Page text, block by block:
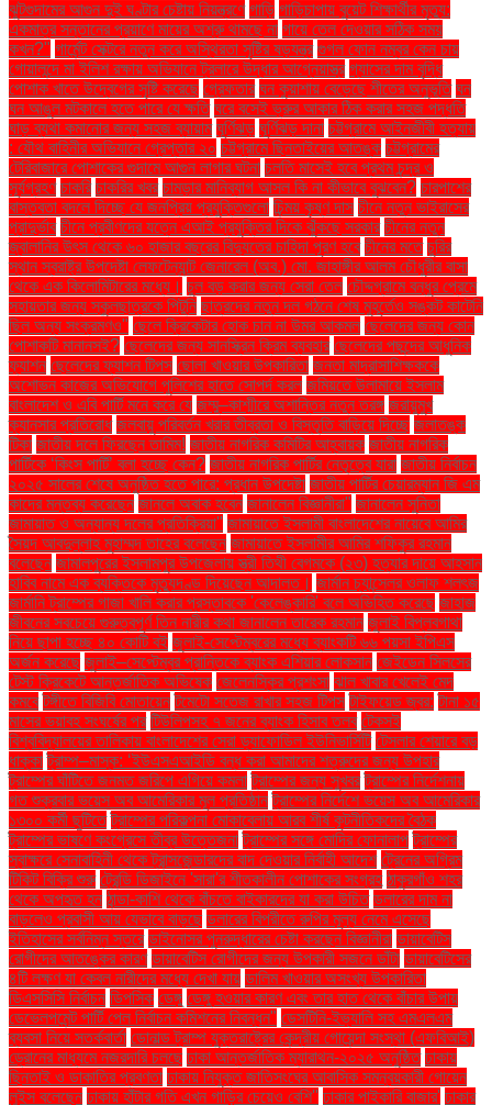
ঝুটগুদামের আগুন দুই ঘণ্টার চেষ্টায় নিয়ন্ত্রণে গাড়ি গাড়িচাপায় বুয়েট শিক্ষার্থীর মৃত্যু:
একমাত্র সন্তানের প্রয়াণে মায়ের অশ্রু থামছে না গায়ে তেল দেওয়ার সঠিক সময়
কখন?" গার্মেন্ট সেক্টরে নতুন করে অস্থিরতা সৃষ্টির ষড়যন্ত্র গুগল ফোন নম্বর কেন চায়
গোয়ালন্দে মা ইলিশ রক্ষায় অভিযানে ট্রলারে উদ্ধার আগ্নেয়াস্ত্র গ্যাসের দাম বৃদ্ধি
পোশাক খাতে উদ্বেগের সৃষ্টি করেছে গ্রেফতার ঘন কুয়াশায় বেড়েছে শীতের অনুভূতি ঘন
ঘন আঙুল মটকালে হতে পারে যে ক্ষতি ঘরে বসেই ভ্রুর আকার ঠিক করার সহজ পদ্ধতি
ঘাড় ব্যথা কমানোর জন্য সহজ ব্যায়াম ঘূর্ণিঝড় ঘূর্ণিঝড় দানা চট্টগ্রামে আইনজীবী হত্যায়
: যৌথ বাহিনীর অভিযানে গ্রেপ্তার ২০ চট্টগ্রামে ছিনতাইয়ের আতঙ্ক চট্টগ্রামের
টেরিবাজারে পোশাকের গুদামে আগুন লাগার ঘটনা চলতি মাসেই হবে প্রথম চন্দ্র ও
সূর্যগ্রহণ চাকরি চাকরির খবর চামড়ার মানিব্যাগ আসল কি না কীভাবে বুঝবেন? চারপাশের
বাস্তবতা বদলে দিচ্ছে যে জনপ্রিয় প্রযুক্তিগুলো চিন্ময় কৃষ্ণ দাস চীনে নতুন ভাইরাসের
প্রাদুর্ভাব চীনে প্রবীণদের যত্নে এআই প্রযুক্তির দিকে ঝুঁকছে সরকার চীনের নতুন
জ্বালানির উৎস থেকে ৬০ হাজার বছরের বিদ্যুতের চাহিদা পূরণ হবে চীনের মতে চুরির
স্থান স্বরাষ্ট্র উপদেষ্টা লেফটেন্যান্ট জেনারেল (অব.) মো. জাহাঙ্গীর আলম চৌধুরীর বাসা
থেকে এক কিলোমিটারের মধ্যে। চুল বড় করার জন্য সেরা তেল চৌদ্দগ্রামে বন্ধুর প্রেমে
সহায়তার জন্য স্কুলছাত্রকে পিটুনি ছাত্রদের নতুন দল গঠনে শেষ মুহূর্তেও সঙ্কট কাটেনি
ছিল অন্য সংক্রমণও" ছেলে ক্রিকেটার হোক চান না উমর আকমল ছেলেদের জন্য কোন
পোশাকটি মানানসই? ছেলেদের জন্য সানস্ক্রিন ক্রিম ব্যবহার ছেলেদের পছন্দের আধুনিক
ফ্যাশন ছেলেদের ফ্যাশন টিপস ছোলা খাওয়ার উপকারিতা জনতা মাদ্রাসাশিক্ষককে
অশোভন কাজের অভিযোগে পুলিশের হাতে সোপর্দ করল জমিয়তে উলামায়ে ইসলাম
বাংলাদেশ ও এবি পার্টি মনে করে যে জম্মু–কাশ্মীরে অশান্তির নতুন তরঙ্গ জরায়ুমুখ
ক্যানসার প্রতিরোধ জলবায়ু পরিবর্তন খরার তীব্রতা ও বিস্তৃতি বাড়িয়ে দিচ্ছে জলাতঙ্ক
টিকা জাতীয় দলে ফিরছেন তামিম! জাতীয় নাগরিক কমিটির আহ্বায়ক জাতীয় নাগরিক
পার্টিকে ‘কিংস পার্টি’ বলা হচ্ছে কেন? জাতীয় নাগরিক পার্টির নেতৃত্বে যারা জাতীয় নির্বাচন
২০২৫ সালের শেষে অনুষ্ঠিত হতে পারে: প্রধান উপদেষ্টা জাতীয় পার্টির চেয়ারম্যান জি এম
কাদের মন্তব্য করেছেন জানলে অবাক হবেন জানালেন বিজ্ঞানীরা" জানালেন সুনিতা
জামায়াত ও অন্যান্য দলের প্রতিক্রিয়া'' জামায়াতে ইসলামী বাংলাদেশের নায়েবে আমির
সৈয়দ আবদুল্লাহ মুহাম্মদ তাহের বলেছেন জামায়াতে ইসলামীর আমির শফিকুর রহমান
বলেছেন জামালপুরের ইসলামপুর উপজেলায় স্ত্রী তিথী বেগমকে (২৩) হত্যার দায়ে আহসান
হাবিব নামে এক ব্যক্তিকে মৃত্যুদণ্ড দিয়েছেন আদালত। জার্মান চ্যান্সেলর ওলাফ শলৎজ
জার্মানি ট্রাম্পের গাজা খালি করার প্রস্তাবকে 'কেলেঙ্কারি' বলে অভিহিত করেছে জাহাজ
জীবনের সবচেয়ে গুরুত্বপূর্ণ তিন নারীর কথা জানালেন তারেক রহমান জুলাই বিপ্লবগাথা
নিয়ে ছাপা হচ্ছে ৪০ কোটি বই জুলাই-সেপ্টেম্বরের মধ্যে ব্যাংকটি ৬৬ পয়সা ইপিএস
অর্জন করেছে জুলাই–সেপ্টেম্বর প্রান্তিকে ব্যাংক এশিয়ার লোকসান জেইডেন সিলসের
টেস্ট ক্রিকেটে আন্তর্জাতিক অভিষেক জেলেনস্কির প্রশংসা ঝাল খাবার খেলেই মেদ
কমবে টঙ্গীতে বিজিবি মোতায়েন টমেটো সতেজ রাখার সহজ টিপস টাইফয়েড জ্বর: টানা ১৫
মাসের ভয়াবহ সংঘর্ষের পর টিউলিপসহ ৭ জনের ব্যাংক হিসাব তলব টেকসই
বিশ্ববিদ্যালয়ের তালিকায় বাংলাদেশের সেরা ড্যাফোডিল ইউনিভার্সিটি টেসলার শেয়ারে বড়
ধাক্কা ট্রাম্প–মাস্ক: ‘ইউএসএআইডি বন্ধ করা আমাদের শত্রুদের জন্য উপহার
ট্রাম্পের ঘাঁটিতে জনমত জরিপে এগিয়ে কমলা ট্রাম্পের জন্য সুখবর ট্রাম্পের নির্দেশনায়
গত শুক্রবার ভয়েস অব আমেরিকার মূল প্রতিষ্ঠান ট্রাম্পের নির্দেশে ভয়েস অব আমেরিকার
১৩০০ কর্মী ছুটিতে ট্রাম্পের পরিকল্পনা মোকাবেলায় আরব শীর্ষ কূটনীতিকদের বৈঠক
ট্রাম্পের ভাষণে কংগ্রেসে তীব্র উত্তেজনা ট্রাম্পের সঙ্গে মোদির ফোনালাপ ট্রাম্পের
স্বাক্ষরে সেনাবাহিনী থেকে ট্রান্সজেন্ডারদের বাদ দেওয়ার নির্বাহী আদেশ ট্রেনের অগ্রিম
টিকিট বিক্রি শুরু ট্রেন্ডি ডিজাইনে 'সারা'র শীতকালীন পোশাকের সংগ্রহ ঠাকুরগাঁও শহর
থেকে অপহৃত হন ঠান্ডা-কাশি থেকে বাঁচতে বাইকারদের যা করা উচিত ডলারের দাম না
বাড়লেও প্রবাসী আয় যেভাবে বাড়ছে ডলারের বিপরীতে রুপির মূল্য নেমে এসেছে
ইতিহাসের সর্বনিম্ন স্তরে ডাইনোসর পুনরুদ্ধারের চেষ্টা করছেন বিজ্ঞানীরা ডায়াবেটিস
রোগীদের আতঙ্কের কারণ ডায়াবেটিস রোগীদের জন্য উপকারী সজনে ডাঁটা ডায়াবেটিসের
৪টি লক্ষণ যা কেবল নারীদের মধ্যে দেখা যায় ডালিম খাওয়ার অসংখ্য উপকারিতা
ডিএসসিসি নির্বাচন ডিপসিক ডেঙ্গু ডেঙ্গু হওয়ার কারণ এবং তার হাত থেকে বাঁচার উপায়
ডেভেলপমেন্ট পার্টি পেল নির্বাচন কমিশনের নিবন্ধন" ডেসটিনি-ইভ্যালি সহ এমএলএম
ব্যবসা নিয়ে সতর্কবার্তা ডোনাল্ড ট্রাম্প যুক্তরাষ্ট্রের কেন্দ্রীয় গোয়েন্দা সংস্থা (এফবিআই)
ড্রোনের মাধ্যমে নজরদারি চলছে ঢাকা আন্তর্জাতিক ম্যারাথন-২০২৫ অনুষ্ঠিত ঢাকায়
ছিনতাই ও ডাকাতির প্রবণতা ঢাকায় নিযুক্ত জাতিসংঘের আবাসিক সমন্বয়কারী গোয়েন
লুইস বলেছেন ঢাকায় হাঁটার গতি এখন গাড়ির চেয়েও বেশি'' ঢাকার পাইকারি বাজার' ঢাকার